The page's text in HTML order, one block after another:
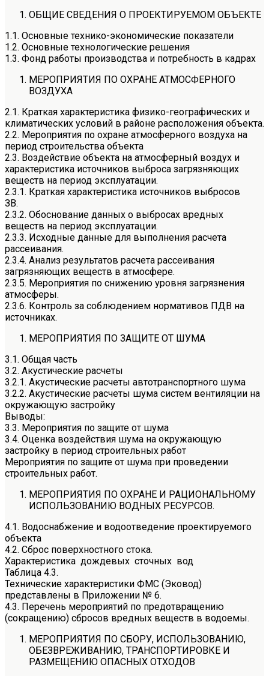
ОБЩИЕ СВЕДЕНИЯ О ПРОЕКТИРУЕМОМ ОБЪЕКТЕ
1.1. Основные технико-экономические показатели
1.2. Основные технологические решения
1.3. Фонд работы производства и потребность в кадрах
МЕРОПРИЯТИЯ ПО ОХРАНЕ АТМОСФЕРНОГО
ВОЗДУХА
2.1. Краткая характеристика физико-географических и
климатических условий в районе расположения объекта.
2.2. Мероприятия по охране атмосферного воздуха на
период строительства объекта
2.3. Воздействие объекта на атмосферный воздух и
характеристика источников выброса загрязняющих
веществ на период эксплуатации.
2.3.1. Краткая характеристика источников выбросов
ЗВ.
2.3.2. Обоснование данных о выбросах вредных
веществ на период эксплуатации.
2.3.3. Исходные данные для выполнения расчета
рассеивания.
2.3.4. Анализ результатов расчета рассеивания
загрязняющих веществ в атмосфере.
2.3.5. Мероприятия по снижению уровня загрязнения
атмосферы.
2.3.6. Контроль за соблюдением нормативов ПДВ на
источниках.
МЕРОПРИЯТИЯ ПО ЗАЩИТЕ ОТ ШУМА
3.1. Общая часть
3.2. Акустические расчеты
3.2.1. Акустические расчеты автотранспортного шума
3.2.2. Акустические расчеты шума систем вентиляции на
окружающую застройку
Выводы:
3.3. Мероприятия по защите от шума
3.4. Оценка воздействия шума на окружающую
застройку в период строительных работ
Мероприятия по защите от шума при проведении
строительных работ.
МЕРОПРИЯТИЯ ПО ОХРАНЕ И РАЦИОНАЛЬНОМУ
ИСПОЛЬЗОВАНИЮ ВОДНЫХ РЕСУРСОВ.
4.1. Водоснабжение и водоотведение проектируемого
объекта
4.2. Сброс поверхностного стока.
Характеристика дождевых сточных вод
Таблица 4.3.
Технические характеристики ФМС (Эковод)
представлены в Приложении № 6.
4.3. Перечень мероприятий по предотвращению
(сокращению) сбросов вредных веществ в водоемы.
МЕРОПРИЯТИЯ ПО СБОРУ, ИСПОЛЬЗОВАНИЮ,
ОБЕЗВРЕЖИВАНИЮ, ТРАНСПОРТИРОВКЕ И
РАЗМЕЩЕНИЮ ОПАСНЫХ ОТХОДОВ